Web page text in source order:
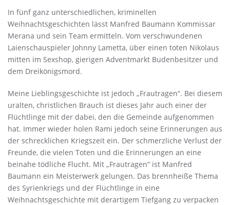
In fünf ganz unterschiedlichen, kriminellen
Weihnachtsgeschichten lässt Manfred Baumann Kommissar
Merana und sein Team ermitteln. Vom verschwundenen
Laienschauspieler Johnny Lametta, über einen toten Nikolaus
mitten im Sexshop, gierigen Adventmarkt Budenbesitzer und
dem Dreikönigsmord.
Meine Lieblingsgeschichte ist jedoch „Frautragen“. Bei diesem
uralten, christlichen Brauch ist dieses Jahr auch einer der
Flüchtlinge mit der dabei, den die Gemeinde aufgenommen
hat. Immer wieder holen Rami jedoch seine Erinnerungen aus
der schrecklichen Kriegszeit ein. Der schmerzliche Verlust der
Freunde, die vielen Toten und die Erinnerungen an eine
beinahe tödliche Flucht. Mit „Frautragen“ ist Manfred
Baumann ein Meisterwerk gelungen. Das brennheiße Thema
des Syrienkriegs und der Flüchtlinge in eine
Weihnachtsgeschichte mit derartigem Tiefgang zu verpacken